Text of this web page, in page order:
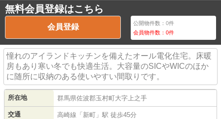
無料会員登録はこちら
会員登録 公開物件数：0件
会員物件数：0件
憧れのアイランドキッチンを備えたオール電化住宅。床暖
房もあり寒い冬でも快適生活。大容量のSICやWICのほか
に随所に収納のある使いやすい間取りです。
所在地 群馬県佐波郡玉村町大字上之手
交通 高崎線 「 新町 」駅 徒歩45分